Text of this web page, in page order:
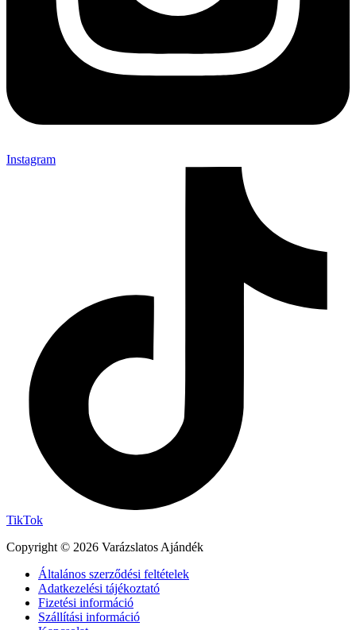
Instagram
TikTok
Copyright © 2026 Varázslatos Ajándék
Általános szerződési feltételek
Adatkezelési tájékoztató
Fizetési információ
Szállítási információ